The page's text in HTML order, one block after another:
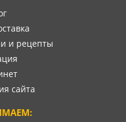
и рецепты
сайта